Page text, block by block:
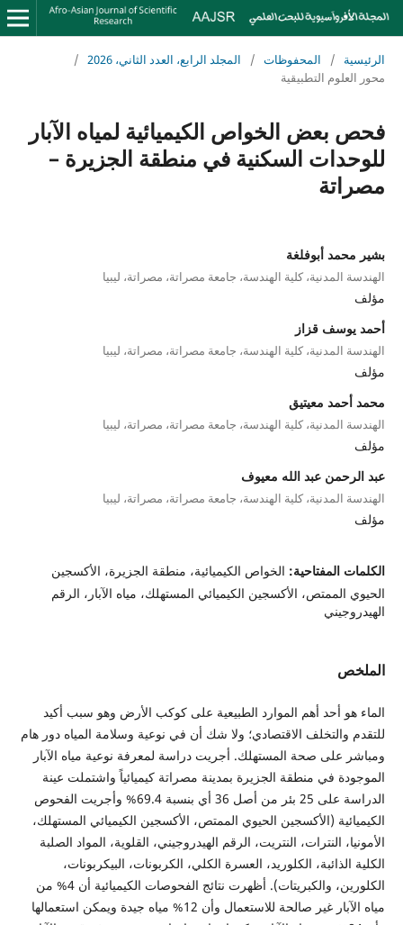
الرئيسية / المحفوظات / المجلد الرابع، العدد الثاني، 2026
/
محور العلوم التطبيقية
فحص بعض الخواص الكيميائية لمياه الآبار
للوحدات السكنية في منطقة الجزيرة –
مصراتة
بشير محمد أبوفلغة
الهندسة المدنية، كلية الهندسة، جامعة مصراتة، مصراتة، ليبيا
مؤلف
أحمد يوسف قزاز
الهندسة المدنية، كلية الهندسة، جامعة مصراتة، مصراتة، ليبيا
مؤلف
محمد أحمد معيتيق
الهندسة المدنية، كلية الهندسة، جامعة مصراتة، مصراتة، ليبيا
مؤلف
عبد الرحمن عبد الله معيوف
الهندسة المدنية، كلية الهندسة، جامعة مصراتة، مصراتة، ليبيا
مؤلف
الكلمات المفتاحية: الخواص الكيميائية، منطقة الجزيرة، الأكسجين
الحيوي الممتص، الأكسجين الكيميائي المستهلك، مياه الآبار، الرقم
الهيدروجيني
الملخص
الماء هو أحد أهم الموارد الطبيعية على كوكب الأرض وهو سبب أكيد
للتقدم والتخلف الاقتصادي؛ ولا شك أن في نوعية وسلامة المياه دور هام
ومباشر على صحة المستهلك. أجريت دراسة لمعرفة نوعية مياه الآبار
الموجودة في منطقة الجزيرة بمدينة مصراتة كيميائياً واشتملت عينة
الدراسة على 25 بئر من أصل 36 أي بنسبة 69.4% وأجريت الفحوص
الكيميائية (الأكسجين الحيوي الممتص، الأكسجين الكيميائي المستهلك،
الأمونيا، النترات، النتريت، الرقم الهيدروجيني، القلوية، المواد الصلبة
الكلية الذائبة، الكلوريد، العسرة الكلي، الكربونات، البيكربونات،
الكلورين، والكبريتات). أظهرت نتائج الفحوصات الكيميائية أن 4% من
مياه الآبار غير صالحة للاستعمال وأن 12% مياه جيدة ويمكن استعمالها